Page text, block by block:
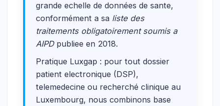
grande echelle de données de sante,
conformément a sa liste des
traitements obligatoirement soumis a
AIPDpubliee en 2018.
Pratique Luxgap : pour tout dossier
patient electronique (DSP),
telemedecine ou recherché clinique au
Luxembourg, nous combinons base